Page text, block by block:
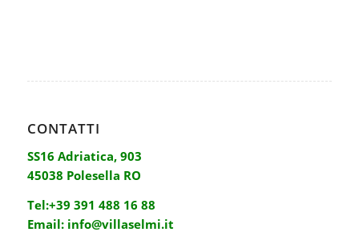
CONTATTI
SS16 Adriatica, 903
45038 Polesella RO
Tel:+39 391 488 16 88
Email: info@villaselmi.it